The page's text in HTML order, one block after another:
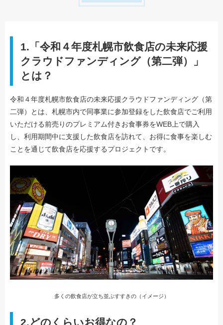
1. 「令和４年度札幌市飲食店の未来応援
クラウドファンディング（第二弾）」
とは？
令和４年度札幌市飲食店の未来応援クラウドファンディング（第
二弾）とは、札幌市内で同事業に参加登録をした飲食店でご利用
いただける前売りのプレミアム付きお食事券をWEB上で購入
し、利用期間中に支援した飲食店を訪れて、お得に食事を楽しむ
ことを通じて飲食店を応援するプロジェクトです。
多くの飲食店が立ち並ぶすすきの（イメージ）
2.どのくらいお得なの？